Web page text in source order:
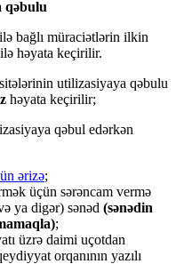
qəbulu
bağlı müraciətlərin ilkin
həyata keçirilir.
utilizasiyaya qəbulu
həyata keçirilir;
qəbul edərkən
ərizə;
üçün sərəncam vermə
ya digər) sənəd (sənədin
;
üzrə daimi uçotdan
orqanının yazılı